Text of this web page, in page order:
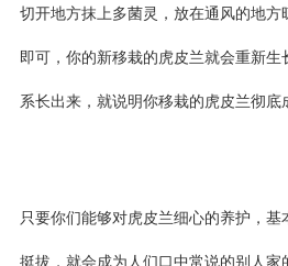
切开地方抹上多菌灵，放在通风的地
即可，你的新移栽的虎皮兰就会重新
系长出来，就说明你移栽的虎皮兰彻底